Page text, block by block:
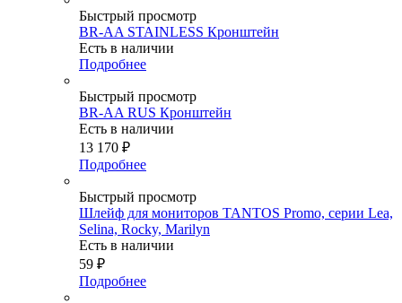
Быстрый просмотр
BR-AA STAINLESS Кронштейн
Есть в наличии
Подробнее
Быстрый просмотр
BR-AA RUS Кронштейн
Есть в наличии
13 170 ₽
Подробнее
Быстрый просмотр
Шлейф для мониторов TANTOS Promo, серии Lea,
Selina, Rocky, Marilyn
Есть в наличии
59 ₽
Подробнее